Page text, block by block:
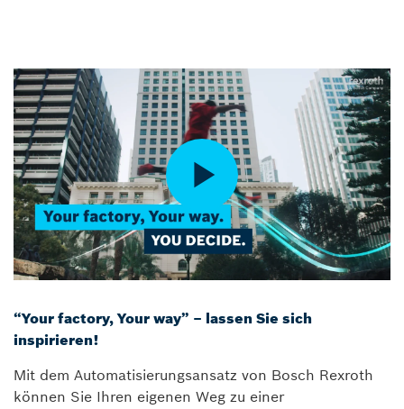
“Your factory, Your way” – lassen Sie sich
inspirieren!
Mit dem Automatisierungsansatz von Bosch Rexroth
können Sie Ihren eigenen Weg zu einer